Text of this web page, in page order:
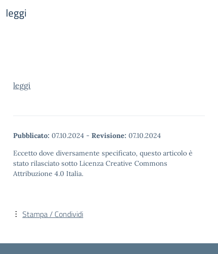
leggi
leggi
Pubblicato: 07.10.2024 - Revisione: 07.10.2024
Eccetto dove diversamente specificato, questo articolo è
stato rilasciato sotto Licenza Creative Commons
Attribuzione 4.0 Italia.
Stampa / Condividi